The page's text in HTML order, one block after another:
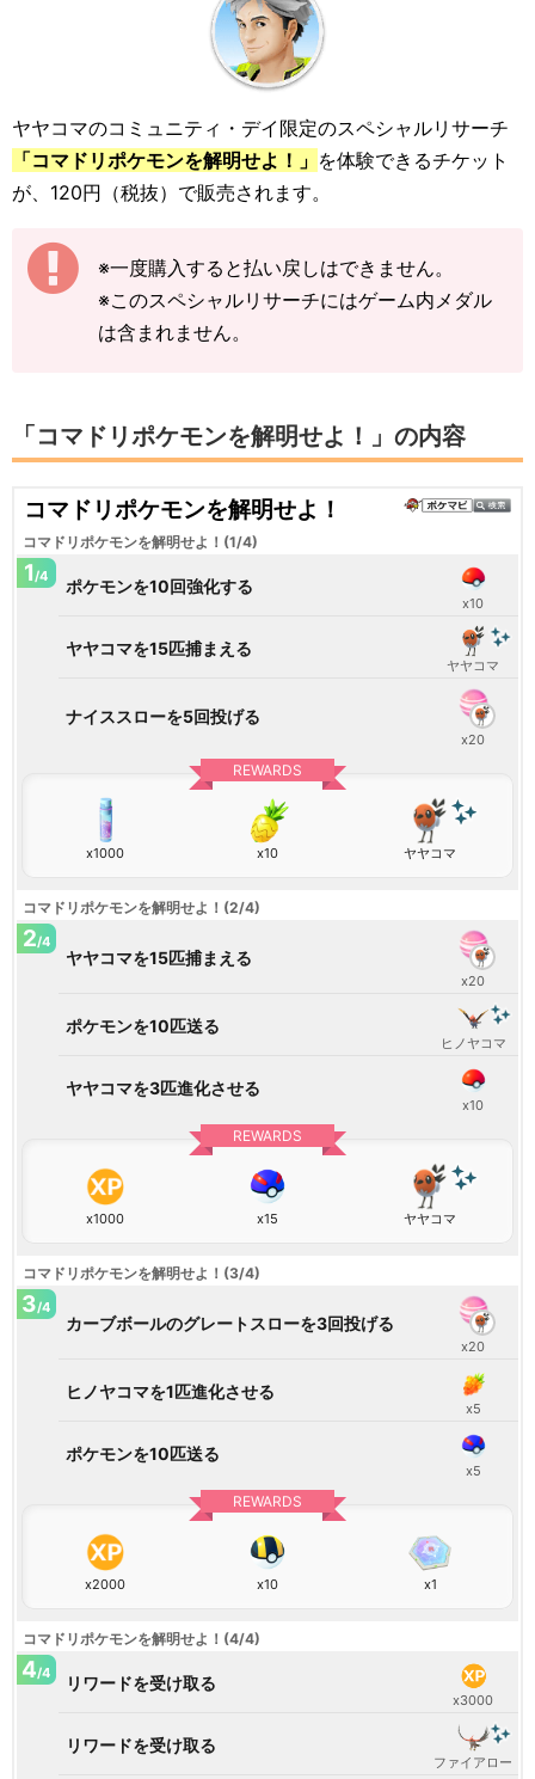
ヤヤコマのコミュニティ・デイ限定のスペシャルリサーチ
「コマドリポケモンを解明せよ！」 を体験できるチケット
が、120円（税抜）で販売されます。
※一度購入すると払い戻しはできません。
※このスペシャルリサーチにはゲーム内メダル
は含まれません。
「コマドリポケモンを解明せよ！」の内容
コマドリポケモンを解明せよ！
コマドリポケモンを解明せよ！(1/4)
1/4 ポケモンを10回強化する
x10
ヤヤコマを15匹捕まえる
ヤヤコマ
ナイススローを5回投げる
x20
REWARDS
x1000 x10 ヤヤコマ
コマドリポケモンを解明せよ！(2/4)
2/4
ヤヤコマを15匹捕まえる
x20
ポケモンを10匹送る
ヒノヤコマ
ヤヤコマを3匹進化させる
x10
REWARDS
x1000 x15 ヤヤコマ
コマドリポケモンを解明せよ！(3/4)
3/4
カーブボールのグレートスローを3回投げる
x20
ヒノヤコマを1匹進化させる
x5
ポケモンを10匹送る
x5
REWARDS
x2000 x10 x1
コマドリポケモンを解明せよ！(4/4)
4/4 リワードを受け取る
x3000
リワードを受け取る
ファイアロー